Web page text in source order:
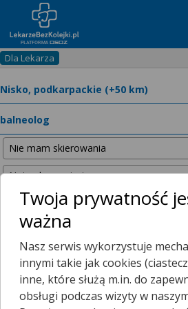
Dla Lekarza
Nie znaleźliśmy żadnych lekarzy w
zwiększyliśmy promień wyszukiwania
Twoja prywatność
ważna
Nasz serwis wykorzystuje
innymi takie jak cookies
inne, które służą m.in. do
obsługi podczas wizyty w